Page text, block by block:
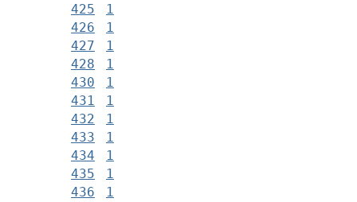
425
1
426
1
427
1
428
1
430
1
431
1
432
1
433
1
434
1
435
1
436
1